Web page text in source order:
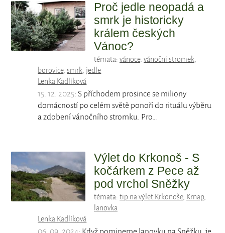
Proč jedle neopadá a
smrk je historicky
králem českých
Vánoc?
témata: vánoce, vánoční stromek,
borovice,smrk,jedle
Lenka Kadlíková
15. 12. 2025: S příchodem prosince se miliony
domácností po celém světě ponoří do rituálu výběru
a zdobení vánočního stromku. Pro…
Výlet do Krkonoš - S
kočárkem z Pece až
pod vrchol Sněžky
témata: tip na výlet Krkonoše, Krnap,
lanovka
Lenka Kadlíková